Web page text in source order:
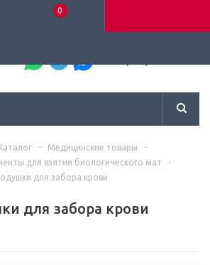
0
- Медицинские товары
-
для взятия биологического мат
-
для забора крови
для забора крови